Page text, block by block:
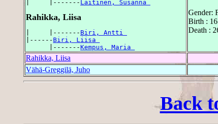
|     |------- Laitinen, Susanna
Rahikka, Liisa
|     |------- Biri, Antti
|------ Biri, Liisa
      |-------
Kempus, Maria
Gender:
Birth :
Death :
Rahikka, Liisa
Vähä-Greggilä, Juho
Back